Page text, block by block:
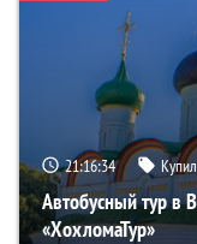
21:16:33
Автобусный тур в
«ХохломаТур»